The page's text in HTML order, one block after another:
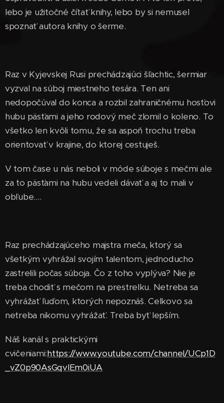
lebo je užitočné čítať knihy, lebo by si nemusel
spoznať autora knihy o šerme.
Raz v Kyjevskej Rusi prechádzajúci šľachtic, šermiar
vyzval na súboj miestneho tesára. Ten ani
nedopočúval do konca a rozbil zahraničnému hosťovi
hubu päsťami a jeho rodový meč zlomil o koleno. To
všetko len kvôli tomu, že sa aspoň trochu treba
orientovať v krajine, do ktorej cestuješ.
V tom čase u nás neboli v móde súboje s mečmi ale
za to päsťami na hubu vedeli dávať a aj to mali v
obľube....
Raz prechádzajúceho majstra meča, ktorý sa
všetkým vyhrážal svojím talentom, jednoducho
zastrelili počas súboja. Čo z toho vyplýva? Nie je
treba chodiť s mečom na prestrelku. Netreba sa
vyhrážať ľuďom, ktorých nepoznáš. Celkovo sa
netreba nikomu vyhrážať. Treba byť lepším.
Náš kanál s praktickými
cvičeniami:https://www.youtube.com/channel/UCp1D
_vZ0p90AsGqvIEm0iUA